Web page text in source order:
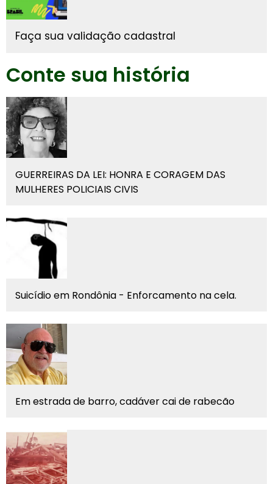
Faça sua validação cadastral
Conte sua história
GUERREIRAS DA LEI: HONRA E CORAGEM DAS
MULHERES POLICIAIS CIVIS
Suicídio em Rondônia - Enforcamento na cela.
Em estrada de barro, cadáver cai de rabecão